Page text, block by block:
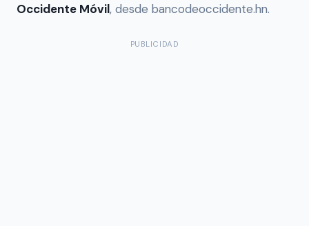
Occidente Móvil, desde bancodeoccidente.hn.
PUBLICIDAD